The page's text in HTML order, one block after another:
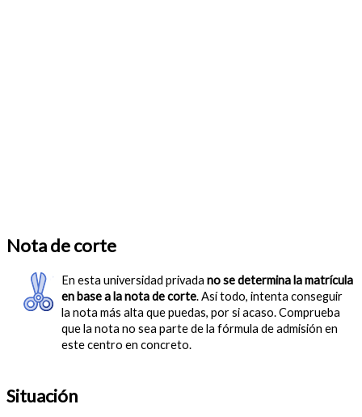
Nota de corte
En esta universidad privada no se determina la matrícula
en base a la nota de corte. Así todo, intenta conseguir
la nota más alta que puedas, por si acaso. Comprueba
que la nota no sea parte de la fórmula de admisión en
este centro en concreto.
Situación